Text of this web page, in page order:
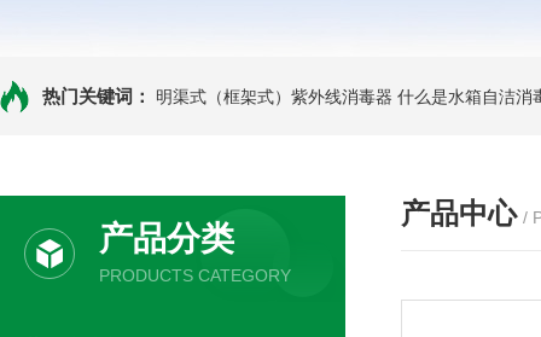
热门关键词： 明渠式（框架式）紫外线消毒器 什么是水箱自洁消
产品分类
PRODUCTS CATEGORY
产品中心 /